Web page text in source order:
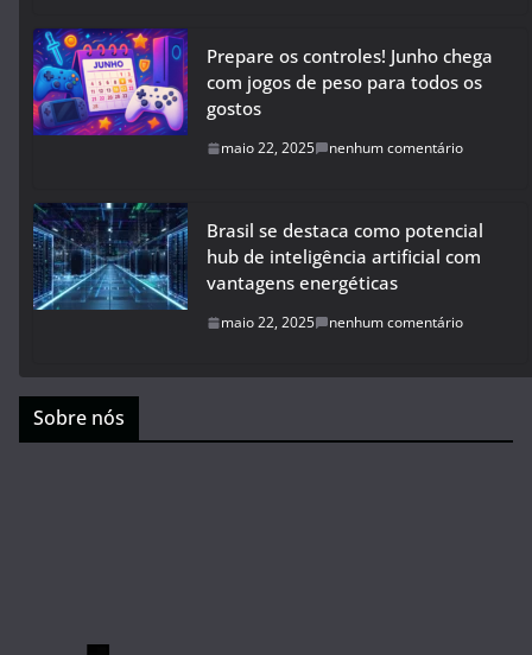
Prepare os controles! Junho chega
com jogos de peso para todos os
gostos
maio 22, 2025 nenhum comentário
Brasil se destaca como potencial
hub de inteligência artificial com
vantagens energéticas
maio 22, 2025 nenhum comentário
Sobre nós